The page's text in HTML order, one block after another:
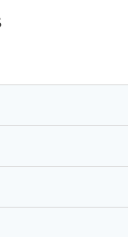
Je ne suis pas
je ne rembourse
sûreté je vous
vous avez des
une note
:
pays
belier96%